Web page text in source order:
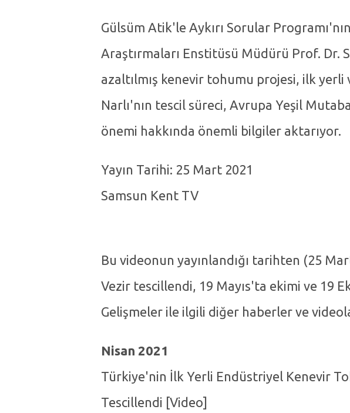
Gülsüm Atik'le Aykırı Sorular
Araştırmaları Enstitüsü Müdürü Prof. Dr.
azaltılmış kenevir tohumu projesi, ilk yerli
Narlı'nın tescil süreci, Avrupa Yeşil
önemi hakkında önemli bilgiler aktarıyor.
Yayın Tarihi: 25 Mart 2021
Samsun Kent TV
Bu videonun yayınlandığı tarihten (25
Vezir tescillendi, 19 Mayıs'ta ekimi ve 19
Gelişmeler ile ilgili diğer haberler ve
Nisan 2021
Türkiye'nin İlk Yerli Endüstriyel Kenevir
Tescillendi [Video]